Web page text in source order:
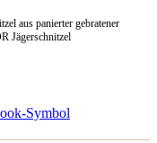
aus panierter gebratener
Jägerschnitzel